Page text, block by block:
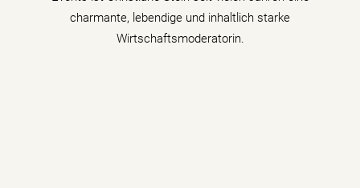
charmante, lebendige und inhaltlich starke
Wirtschaftsmoderatorin.
mehr erfahren